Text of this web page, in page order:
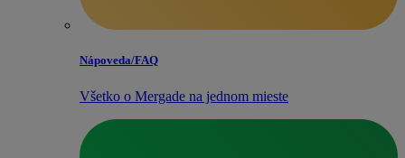
Nápoveda/​FAQ
Všetko o Mergade na jednom mieste